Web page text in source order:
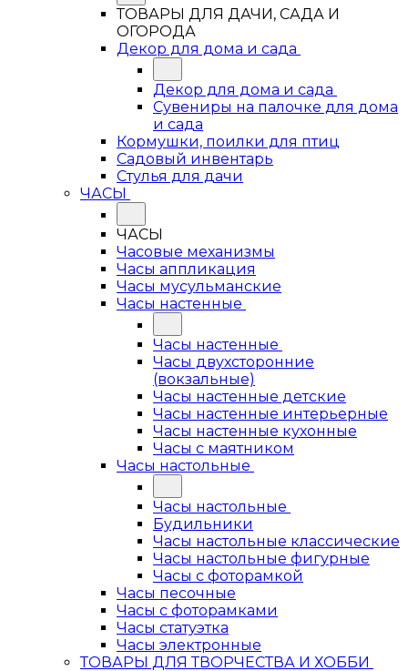
ТОВАРЫ ДЛЯ ДАЧИ, САДА И
ОГОРОДА
Декор для дома и сада
Декор для дома и сада
Сувениры на палочке для дома
и сада
Кормушки, поилки для птиц
Садовый инвентарь
Стулья для дачи
ЧАСЫ
ЧАСЫ
Часовые механизмы
Часы аппликация
Часы мусульманские
Часы настенные
Часы настенные
Часы двухсторонние
(вокзальные)
Часы настенные детские
Часы настенные интерьерные
Часы настенные кухонные
Часы с маятником
Часы настольные
Часы настольные
Будильники
Часы настольные классические
Часы настольные фигурные
Часы с фоторамкой
Часы песочные
Часы с фоторамками
Часы статуэтка
Часы электронные
ТОВАРЫ ДЛЯ ТВОРЧЕСТВА И ХОББИ